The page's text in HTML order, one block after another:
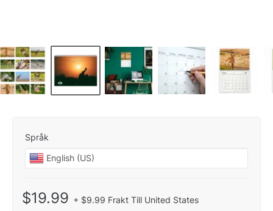
Språk
$19.99 + $9.99 Frakt Till United States